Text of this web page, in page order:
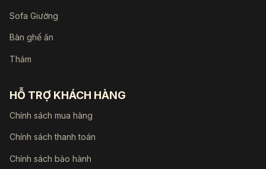
Sofa Giường
Bàn ghế ăn
Thảm
HỖ TRỢ KHÁCH HÀNG
Chính sách mua hàng
Chính sách thanh toán
Chính sách bảo hành